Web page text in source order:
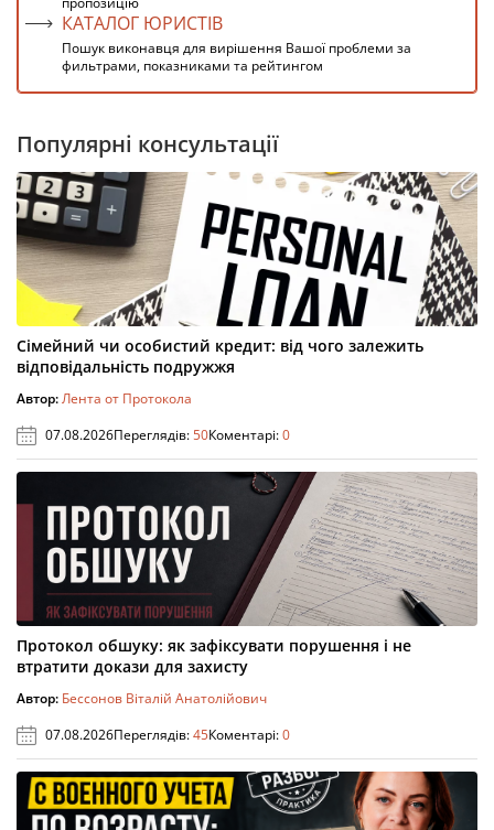
КАТАЛОГ ЮРИСТІВ
Пошук виконавця для вирішення Вашої проблеми за
фильтрами, показниками та рейтингом
Популярні консультації
Сімейний чи особистий кредит: від чого залежить
відповідальність подружжя
Автор:Лента от Протокола
07.08.2026Переглядів:50Коментарі:0
Протокол обшуку: як зафіксувати порушення і не
втратити докази для захисту
Автор: Бессонов Віталій Анатолійович
07.08.2026Переглядів:45Коментарі:0